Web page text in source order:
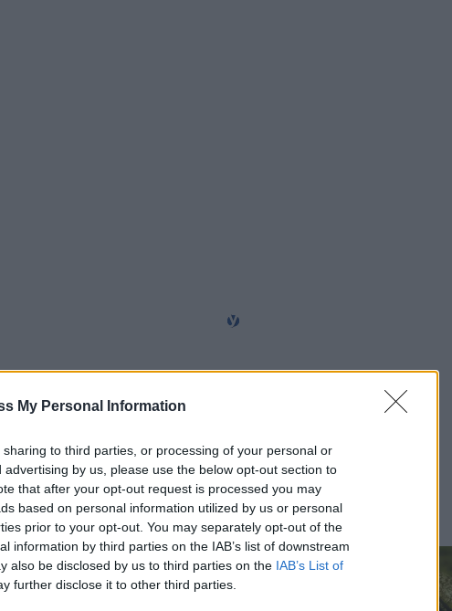
My Personal Information
to third parties, or processing of your personal or
by us, please use the below opt-out section to
that after your opt-out request is processed you may
based on personal information utilized by us or personal
prior to your opt-out. You may separately opt-out of the
information by third parties on the IAB’s list of downstream
also be disclosed by us to third parties on the IAB’s List of
further disclose it to other third parties.